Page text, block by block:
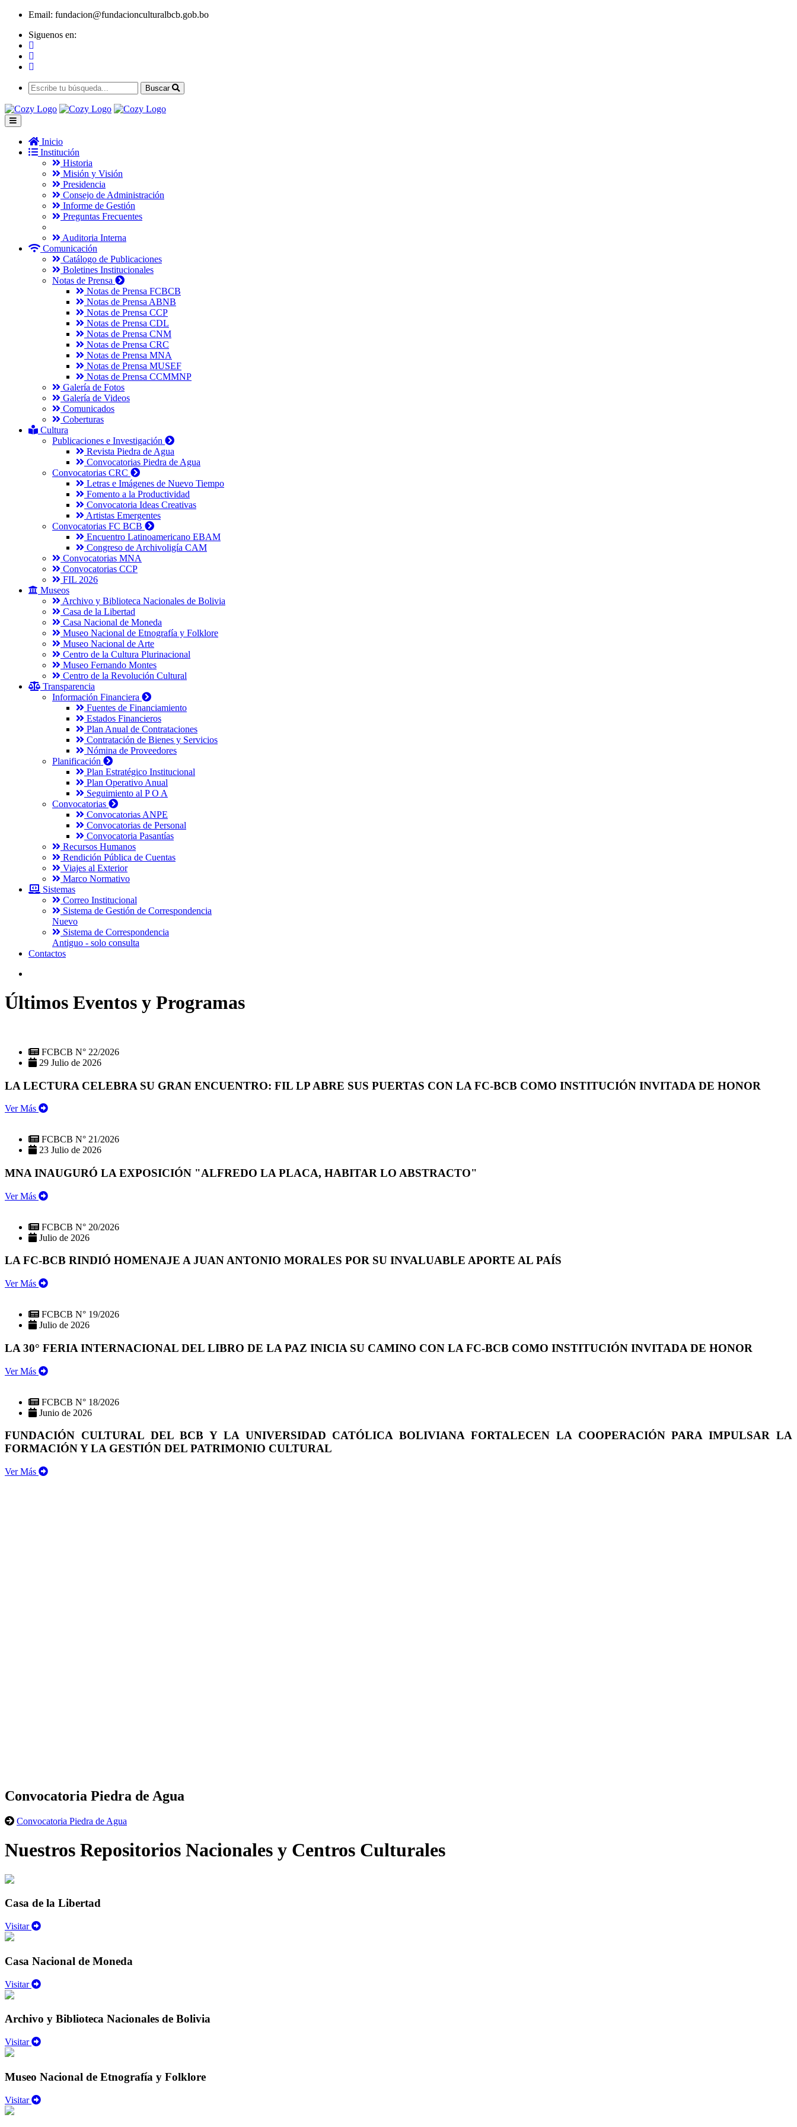
Email: fundacion@fundacionculturalbcb.gob.bo
Siguenos en:
Buscar
Inicio
Institución
Historia
Misión y Visión
Presidencia
Consejo de Administración
Informe de Gestión
Preguntas Frecuentes
Auditoria Interna
Comunicación
Catálogo de Publicaciones
Boletines Institucionales
Notas de Prensa
Notas de Prensa FCBCB
Notas de Prensa ABNB
Notas de Prensa CCP
Notas de Prensa CDL
Notas de Prensa CNM
Notas de Prensa CRC
Notas de Prensa MNA
Notas de Prensa MUSEF
Notas de Prensa CCMMNP
Galería de Fotos
Galería de Videos
Comunicados
Coberturas
Cultura
Publicaciones e Investigación
Revista Piedra de Agua
Convocatorias Piedra de Agua
Convocatorias CRC
Letras e Imágenes de Nuevo Tiempo
Fomento a la Productividad
Convocatoria Ideas Creativas
Artistas Emergentes
Convocatorias FC BCB
Encuentro Latinoamericano EBAM
Congreso de Archivoligía CAM
Convocatorias MNA
Convocatorias CCP
FIL 2026
Museos
Archivo y Biblioteca Nacionales de Bolivia
Casa de la Libertad
Casa Nacional de Moneda
Museo Nacional de Etnografía y Folklore
Museo Nacional de Arte
Centro de la Cultura Plurinacional
Museo Fernando Montes
Centro de la Revolución Cultural
Transparencia
Información Financiera
Fuentes de Financiamiento
Estados Financieros
Plan Anual de Contrataciones
Contratación de Bienes y Servicios
Nómina de Proveedores
Planificación
Plan Estratégico Institucional
Plan Operativo Anual
Seguimiento al P O A
Convocatorias
Convocatorias ANPE
Convocatorias de Personal
Convocatoria Pasantías
Recursos Humanos
Rendición Pública de Cuentas
Viajes al Exterior
Marco Normativo
Sistemas
Correo Institucional
Sistema de Gestión de Correspondencia
Nuevo
Sistema de Correspondencia
Antiguo - solo consulta
Contactos
Últimos Eventos y Programas
FCBCB N° 22/2026
29 Julio de 2026
LA LECTURA CELEBRA SU GRAN ENCUENTRO: FIL LP ABRE SUS PUERTAS CON LA FC-BCB COMO INSTITUCIÓN INVITADA DE HONOR
Ver Más
FCBCB N° 21/2026
23 Julio de 2026
MNA INAUGURÓ LA EXPOSICIÓN "ALFREDO LA PLACA, HABITAR LO ABSTRACTO"
Ver Más
FCBCB N° 20/2026
Julio de 2026
LA FC-BCB RINDIÓ HOMENAJE A JUAN ANTONIO MORALES POR SU INVALUABLE APORTE AL PAÍS
Ver Más
FCBCB N° 19/2026
Julio de 2026
LA 30° FERIA INTERNACIONAL DEL LIBRO DE LA PAZ INICIA SU CAMINO CON LA FC-BCB COMO INSTITUCIÓN INVITADA DE HONOR
Ver Más
FCBCB N° 18/2026
Junio de 2026
FUNDACIÓN CULTURAL DEL BCB Y LA UNIVERSIDAD CATÓLICA BOLIVIANA FORTALECEN LA COOPERACIÓN PARA IMPULSAR LA
FORMACIÓN Y LA GESTIÓN DEL PATRIMONIO CULTURAL
Ver Más
Convocatoria Piedra de Agua
Convocatoria Piedra de Agua
Nuestros Repositorios Nacionales y Centros Culturales
Casa de la Libertad
Visitar
Casa Nacional de Moneda
Visitar
Archivo y Biblioteca Nacionales de Bolivia
Visitar
Museo Nacional de Etnografía y Folklore
Visitar